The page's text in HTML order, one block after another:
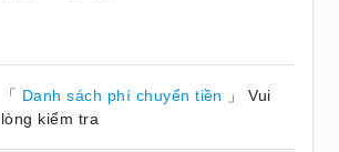
「 Danh sách phí chuyển tiền
」 Vui
lòng kiểm tra